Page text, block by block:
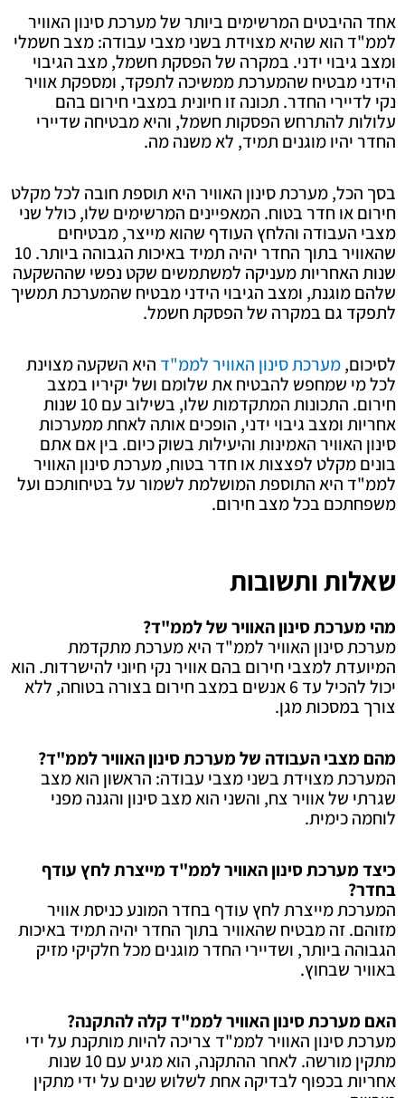
אחד ההיבטים המרשימים ביותר של מערכת סינון האוויר
לממ"ד הוא שהיא מצוידת בשני מצבי עבודה: מצב חשמלי
ומצב גיבוי ידני. במקרה של הפסקת חשמל, מצב הגיבוי
הידני מבטיח שהמערכת ממשיכה לתפקד, ומספקת אוויר
נקי לדיירי החדר. תכונה זו חיונית במצבי חירום בהם
עלולות להתרחש הפסקות חשמל, והיא מבטיחה שדיירי
החדר יהיו מוגנים תמיד, לא משנה מה.
בסך הכל, מערכת סינון האוויר היא תוספת חובה לכל מקלט
חירום או חדר בטוח. המאפיינים המרשימים שלו, כולל שני
מצבי העבודה והלחץ העודף שהוא מייצר, מבטיחים
שהאוויר בתוך החדר יהיה תמיד באיכות הגבוהה ביותר. 10
שנות האחריות מעניקה למשתמשים שקט נפשי שההשקעה
שלהם מוגנת, ומצב הגיבוי הידני מבטיח שהמערכת תמשיך
לתפקד גם במקרה של הפסקת חשמל.
לסיכום,מערכת סינון האוויר לממ"ד היא השקעה מצוינת
לכל מי שמחפש להבטיח את שלומם ושל יקיריו במצב
חירום. התכונות המתקדמות שלו, בשילוב עם 10 שנות
אחריות ומצב גיבוי ידני, הופכים אותה לאחת ממערכות
סינון האוויר האמינות והיעילות בשוק כיום. בין אם אתם
בונים מקלט לפצצות או חדר בטוח, מערכת סינון האוויר
לממ"ד היא התוספת המושלמת לשמור על בטיחותכם ועל
משפחתכם בכל מצב חירום.
שאלות ותשובות
מהי מערכת סינון האוויר של לממ"ד?
מערכת סינון האוויר לממ"ד היא מערכת מתקדמת
המיועדת למצבי חירום בהם אוויר נקי חיוני להישרדות. הוא
יכול להכיל עד 6 אנשים במצב חירום בצורה בטוחה, ללא
צורך במסכות מגן.
מהם מצבי העבודה של מערכת סינון האוויר לממ"ד?
המערכת מצוידת בשני מצבי עבודה: הראשון הוא מצב
שגרתי של אוויר צח, והשני הוא מצב סינון והגנה מפני
לוחמה כימית.
כיצד מערכת סינון האוויר לממ"ד מייצרת לחץ עודף
בחדר?
המערכת מייצרת לחץ עודף בחדר המונע כניסת אוויר
מזוהם. זה מבטיח שהאוויר בתוך החדר יהיה תמיד באיכות
הגבוהה ביותר, ושדיירי החדר מוגנים מכל חלקיקי מזיק
באוויר שבחוץ.
האם מערכת סינון האוויר לממ"ד קלה להתקנה?
מערכת סינון האוויר לממ"ד צריכה להיות מותקנת על ידי
מתקין מורשה. לאחר ההתקנה, הוא מגיע עם 10 שנות
אחריות בכפוף לבדיקה אחת לשלוש שנים על ידי מתקין